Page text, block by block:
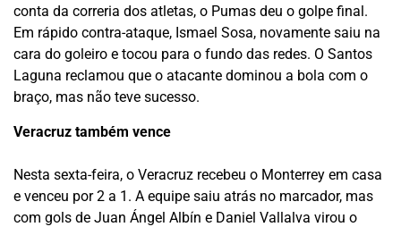
conta da correria dos atletas, o Pumas deu o golpe final.
Em rápido contra-ataque, Ismael Sosa, novamente saiu na
cara do goleiro e tocou para o fundo das redes. O Santos
Laguna reclamou que o atacante dominou a bola com o
braço, mas não teve sucesso.
Veracruz também vence
Nesta sexta-feira, o Veracruz recebeu o Monterrey em casa
e venceu por 2 a 1. A equipe saiu atrás no marcador, mas
com gols de Juan Ángel Albín e Daniel Vallalva virou o